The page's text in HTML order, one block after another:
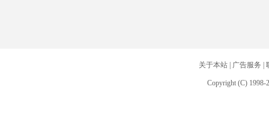
关于本站| 广告服务
Copyright (C) 1998-